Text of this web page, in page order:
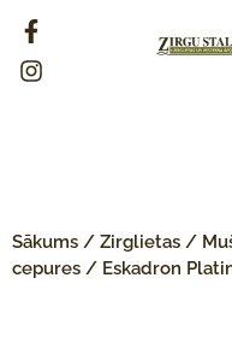
Sākums / Zirglietas /
cepures / Eskadron